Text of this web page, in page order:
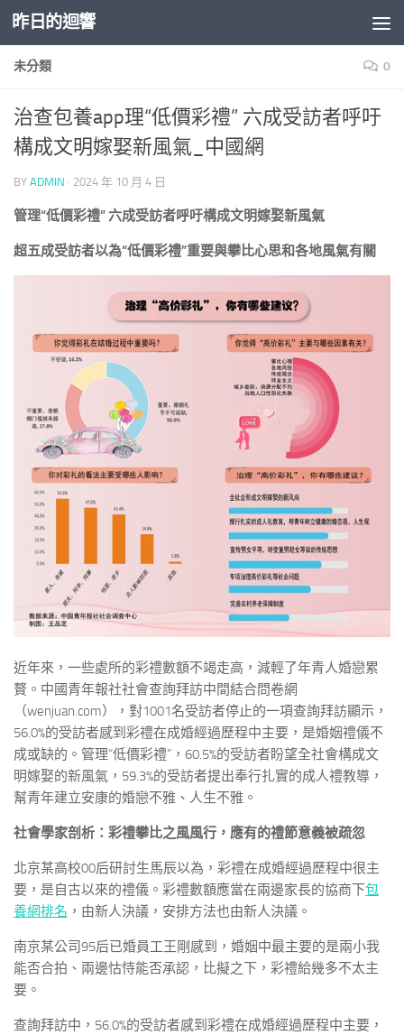
Skip to content
昨日的迴響
未分類 0
治查包養app理“低價彩禮” 六成受訪者呼吁
構成文明嫁娶新風氣_中國網
BY ADMIN · 2024 年 10 月 4 日
管理“低價彩禮” 六成受訪者呼吁構成文明嫁娶新風氣
超五成受訪者以為“低價彩禮”重要與攀比心思和各地風氣有關
近年來，一些處所的彩禮數額不竭走高，減輕了年青人婚戀累
贅。中國青年報社社會查詢拜訪中間結合問卷網
（wenjuan.com），對1001名受訪者停止的一項查詢拜訪顯示，
56.0%的受訪者感到彩禮在成婚經過歷程中主要，是婚姻禮儀不
成或缺的。管理“低價彩禮”，60.5%的受訪者盼望全社會構成文
明嫁娶的新風氣，59.3%的受訪者提出奉行扎實的成人禮教導，
幫青年建立安康的婚戀不雅、人生不雅。
社會學家剖析：彩禮攀比之風風行，應有的禮節意義被疏忽
北京某高校00后研討生馬辰以為，彩禮在成婚經過歷程中很主
要，是自古以來的禮儀。彩禮數額應當在兩邊家長的協商下包
養網排名 ，由新人決議，安排方法也由新人決議。
南京某公司95后已婚員工王剛感到，婚姻中最主要的是兩小我
能否合拍、兩邊怙恃能否承認，比擬之下，彩禮給幾多不太主
要。
查詢拜訪中，56.0%的受訪者感到彩禮在成婚經過歷程中主要，